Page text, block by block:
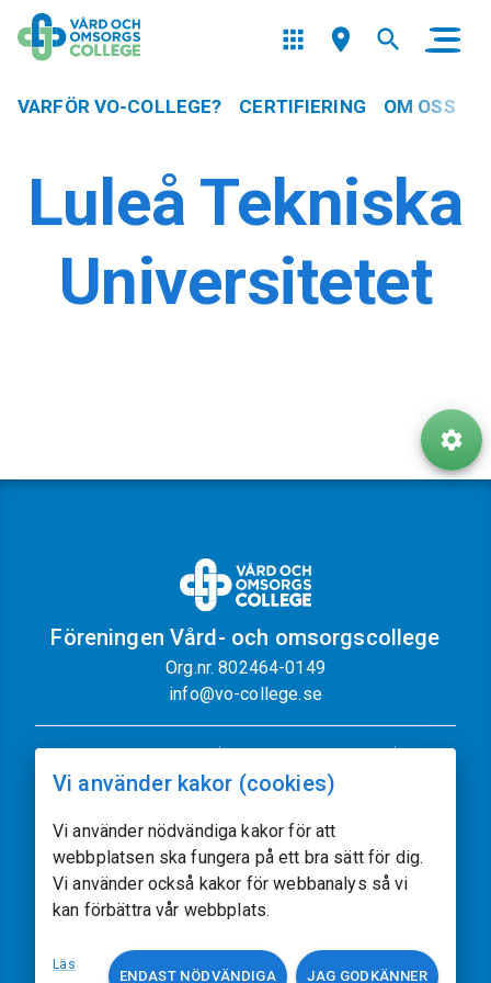
VARFÖR VO-COLLEGE? CERTIFIERING OM OSS
Luleå Tekniska
Universitetet
Föreningen Vård- och omsorgscollege
Org.nr. 802464-0149
info@vo-college.se
Sajtkarta
Följ oss
Vi använder kakor (cookies)
Vi använder nödvändiga kakor för att
webbplatsen ska fungera på ett bra sätt för dig.
Vi använder också kakor för webbanalys så vi
kan förbättra vår webbplats.
Läs
ENDAST NÖDVÄNDIGA JAG GODKÄNNER